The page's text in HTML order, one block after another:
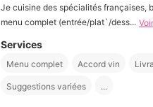
Je cuisine des spécialités françaises,
menu complet (entrée/plat`/dess...
Services
Menu complet Accord vin
Suggestions variées ...